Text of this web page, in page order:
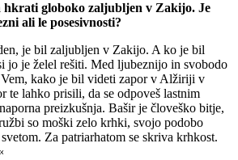
hkrati globoko zaljubljen v Zakijo. Je
ali le posesivnosti?
je bil zaljubljen v Zakijo. A ko je bil
jo je želel rešiti. Med ljubeznijo in svobodo
kako je bil videti zapor v Alžiriji v
te lahko prisili, da se odpoveš lastnim
preizkušnja. Bašir je človeško bitje,
so moški zelo krhki, svojo podobo
Za patriarhatom se skriva krhkost.